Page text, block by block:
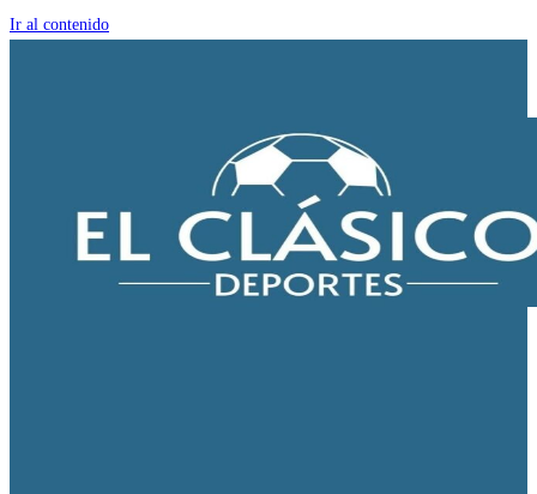
Ir al contenido